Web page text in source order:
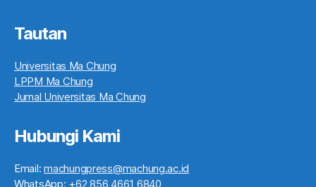
Tautan
Universitas Ma Chung
LPPM Ma Chung
Jurnal Universitas Ma Chung
Hubungi Kami
Email:machungpress@machung.ac.id
WhatsApp: +62 856 4661 6840